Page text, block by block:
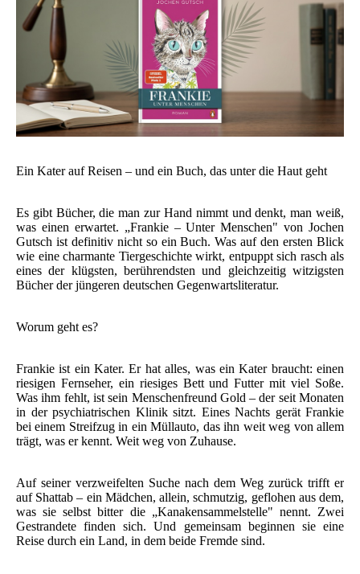
Ein Kater auf Reisen – und ein Buch, das unter die Haut geht
Es gibt Bücher, die man zur Hand nimmt und denkt, man weiß,
was einen erwartet. „Frankie – Unter Menschen" von Jochen
Gutsch ist definitiv nicht so ein Buch. Was auf den ersten Blick
wie eine charmante Tiergeschichte wirkt, entpuppt sich rasch als
eines der klügsten, berührendsten und gleichzeitig witzigsten
Bücher der jüngeren deutschen Gegenwartsliteratur.
Worum geht es?
Frankie ist ein Kater. Er hat alles, was ein Kater braucht: einen
riesigen Fernseher, ein riesiges Bett und Futter mit viel Soße.
Was ihm fehlt, ist sein Menschenfreund Gold – der seit Monaten
in der psychiatrischen Klinik sitzt. Eines Nachts gerät Frankie
bei einem Streifzug in ein Müllauto, das ihn weit weg von allem
trägt, was er kennt. Weit weg von Zuhause.
Auf seiner verzweifelten Suche nach dem Weg zurück trifft er
auf Shattab – ein Mädchen, allein, schmutzig, geflohen aus dem,
was sie selbst bitter die „Kanakensammelstelle" nennt. Zwei
Gestrandete finden sich. Und gemeinsam beginnen sie eine
Reise durch ein Land, in dem beide Fremde sind.